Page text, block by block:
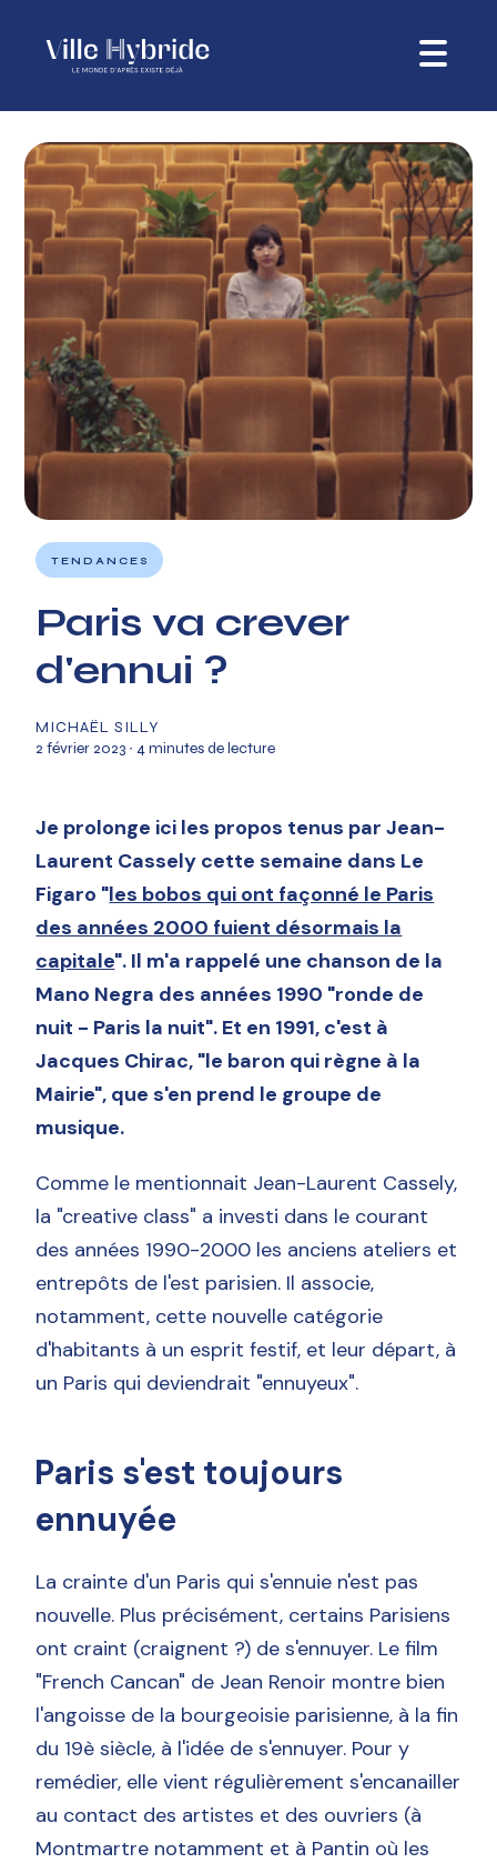
TENDANCES
Paris va crever
d'ennui ?
MICHAËL SILLY
2 février 2023 ∙ 4 minutes de lecture
Je prolonge ici les propos tenus par Jean-
Laurent Cassely cette semaine dans Le
Figaro "les bobos qui ont façonné le Paris
des années 2000 fuient désormais la
capitale". Il m'a rappelé une chanson de la
Mano Negra des années 1990 "ronde de
nuit - Paris la nuit". Et en 1991, c'est à
Jacques Chirac, "le baron qui règne à la
Mairie", que s'en prend le groupe de
musique.
Comme le mentionnait Jean-Laurent Cassely,
la "creative class" a investi dans le courant
des années 1990-2000 les anciens ateliers et
entrepôts de l'est parisien. Il associe,
notamment, cette nouvelle catégorie
d'habitants à un esprit festif, et leur départ, à
un Paris qui deviendrait "ennuyeux".
Paris s'est toujours
ennuyée
La crainte d'un Paris qui s'ennuie n'est pas
nouvelle. Plus précisément, certains Parisiens
ont craint (craignent ?) de s'ennuyer. Le film
"French Cancan" de Jean Renoir montre bien
l'angoisse de la bourgeoisie parisienne, à la fin
du 19è siècle, à l'idée de s'ennuyer. Pour y
remédier, elle vient régulièrement s'encanailler
au contact des artistes et des ouvriers (à
Montmartre notamment et à Pantin où les